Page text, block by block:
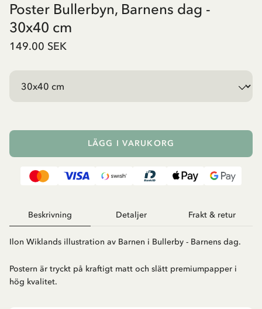
Poster Bullerbyn, Barnens dag -
30x40 cm
149.00 SEK
LÄGG I VARUKORG
Beskrivning Detaljer Frakt & retur
Ilon Wiklands illustration av Barnen i Bullerby - Barnens dag.
Postern är tryckt på kraftigt matt och slätt premiumpapper i
hög kvalitet.